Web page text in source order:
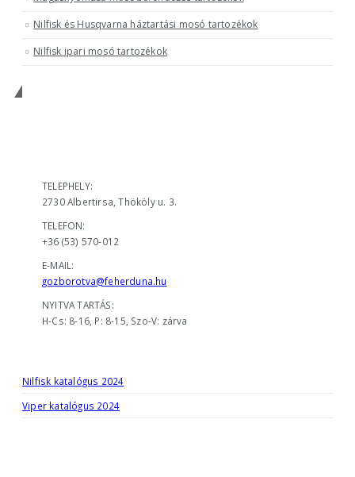
Nilfisk és Husqvarna háztartási mosó tartozékok
Nilfisk ipari mosó tartozékok
TELEPHELY:
2730 Albertirsa, Thököly u. 3.
TELEFON:
+36 (53) 570-012
E-MAIL:
gozborotva@feherduna.hu
NYITVA TARTÁS:
H-Cs: 8-16, P: 8-15, Szo-V: zárva
Nilfisk katalógus 2024
Viper katalógus 2024